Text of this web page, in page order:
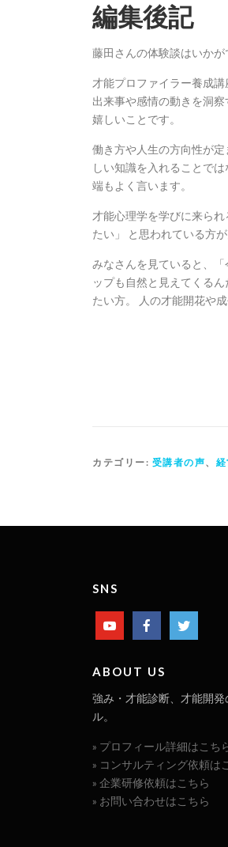
編集後記
藤田さんの体験談はいかが
才能プロファイラー養成
出来事や感情の動きを洞
嬉しいことです。
働き方や人生の方向性が
しい知識を入れることで
端もよく言います。
才能心理学を学びに来ら
たい」 と思われている方
みなさんを見ていると、
ップも自然と見えてくる
たい方。 人の才能開花や
カテゴリー: 受講者の声、
SNS
ABOUT US
強み・才能診断、才能開
ル。
» プロフィール詳細はこち
» コンサルティング依頼は
» 企業研修依頼はこちら
» お問い合わせはこちら